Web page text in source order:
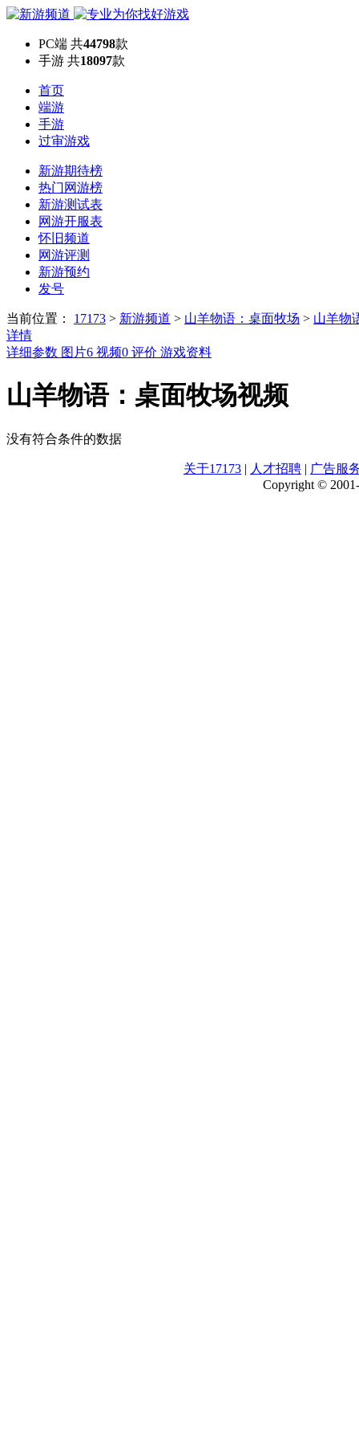
PC端 共44798款
手游 共18097款
首页
端游
手游
过审游戏
新游期待榜
热门网游榜
新游测试表
网游开服表
怀旧频道
网游评测
新游预约
发号
当前位置： 17173 > 新游频道 > 山羊物语：桌面牧场 > 山羊物
详情
详细参数 图片6 视频0 评价 游戏资料
山羊物语：桌面牧场视频
没有符合条件的数据
关于17173 | 人才招聘 | 广告服
Copyright ©